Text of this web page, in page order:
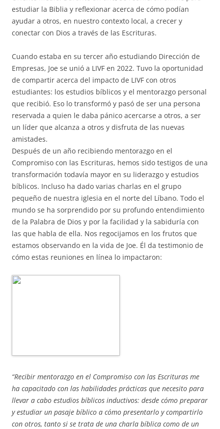
estudiar la Biblia y reflexionar acerca de cómo podían
ayudar a otros, en nuestro contexto local, a crecer y
conectar con Dios a través de las Escrituras.
Cuando estaba en su tercer año estudiando Dirección de
Empresas, Joe se unió a LIVF en 2022. Tuvo la oportunidad
de compartir acerca del impacto de LIVF con otros
estudiantes: los estudios bíblicos y el mentorazgo personal
que recibió. Eso lo transformó y pasó de ser una persona
reservada a quien le daba pánico acercarse a otros, a ser
un líder que alcanza a otros y disfruta de las nuevas
amistades.
Después de un año recibiendo mentorazgo en el
Compromiso con las Escrituras, hemos sido testigos de una
transformación todavía mayor en su liderazgo y estudios
bíblicos. Incluso ha dado varias charlas en el grupo
pequeño de nuestra iglesia en el norte del Líbano. Todo el
mundo se ha sorprendido por su profundo entendimiento
de la Palabra de Dios y por la facilidad y la sabiduría con
las que habla de ella. Nos regocijamos en los frutos que
estamos observando en la vida de Joe. Él da testimonio de
cómo estas reuniones en línea lo impactaron:
“Recibir mentorazgo en el Compromiso con las Escrituras me
ha capacitado con las habilidades prácticas que necesito para
llevar a cabo estudios bíblicos inductivos: desde cómo preparar
y estudiar un pasaje bíblico a cómo presentarlo y compartirlo
con otros, tanto si se trata de una charla bíblica como de un